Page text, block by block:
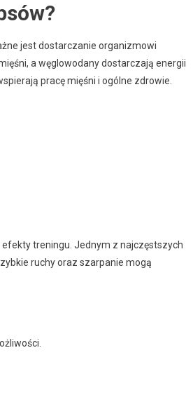
jest dostarczanie organizmowi
a węglowodany dostarczają energii
pracę mięśni i ogólne zdrowie.
efekty treningu. Jednym z najczęstszych
ruchy oraz szarpanie mogą